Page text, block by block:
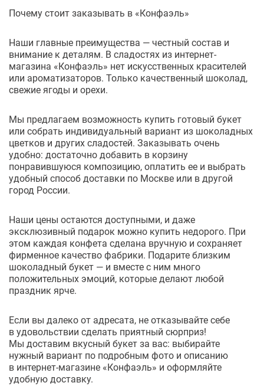
Почему стоит заказывать в «Конфаэль»
Наши главные преимущества — честный состав и
внимание к деталям. В сладостях из интернет-
магазина «Конфаэль» нет искусственных красителей
или ароматизаторов. Только качественный шоколад,
свежие ягоды и орехи.
Мы предлагаем возможность купить готовый букет
или собрать индивидуальный вариант из шоколадных
цветков и других сладостей. Заказывать очень
удобно: достаточно добавить в корзину
понравившуюся композицию, оплатить ее и выбрать
удобный способ доставки по Москве или в другой
город России.
Наши цены остаются доступными, и даже
эксклюзивный подарок можно купить недорого. При
этом каждая конфета сделана вручную и сохраняет
фирменное качество фабрики. Подарите близким
шоколадный букет — и вместе с ним много
положительных эмоций, которые делают любой
праздник ярче.
Если вы далеко от адресата, не отказывайте себе
в удовольствии сделать приятный сюрприз!
Мы доставим вкусный букет за вас: выбирайте
нужный вариант по подробным фото и описанию
в интернет-магазине «Конфаэль» и оформляйте
удобную доставку.